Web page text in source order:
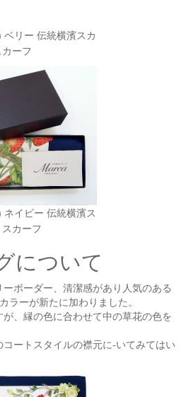
リー 伝統横濱スカ
ーフ
イビー 伝統横濱ス
カーフ
について
ボーダー、清潔感があり人気のある
ラーが新たに加わりました。
、縁の色に合わせて中の草花の色を
ートスタイルの襟元に-いてみてはい